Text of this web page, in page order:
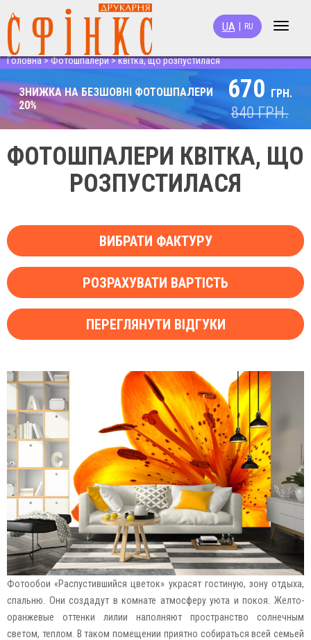
Toggle
UA RU
Головна>Фотошпалери>квітка, що розпустилася
ЗНИЖКА НА БЕЗШОВНІ ФОТОШПАЛЕРИ
20%
670 ГРН.
840ГРН.
ФОТОШПАЛЕРИ КВІТКА, ЩО
РОЗПУСТИЛАСЯ
ВИБРАТИ ФАКТУРУ
РОЗРАХУВАТИ ВАРТІСТЬ
ПЕРЕГЛЯНУТИ ВІДГУКИ
Фотообои «Распустившийся цветок» украсят гостиную, зону отдыха,
спальню. Они создадут в комнате атмосферу уюта и покоя. Желто-
оранжевые оттенки лилии наполняют пространство солнечным
светом, теплом. В таком помещении приятно собираться всей семьей